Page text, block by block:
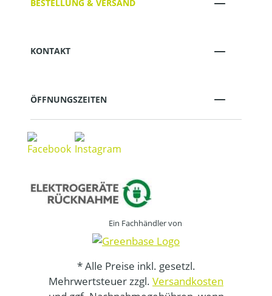
BESTELLUNG & VERSAND
KONTAKT
ÖFFNUNGSZEITEN
Ein Fachhändler von
* Alle Preise inkl. gesetzl.
Mehrwertsteuer zzgl. Versandkosten